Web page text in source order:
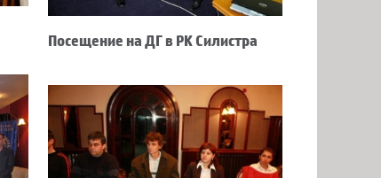
Посещение на ДГ в РК Силистра